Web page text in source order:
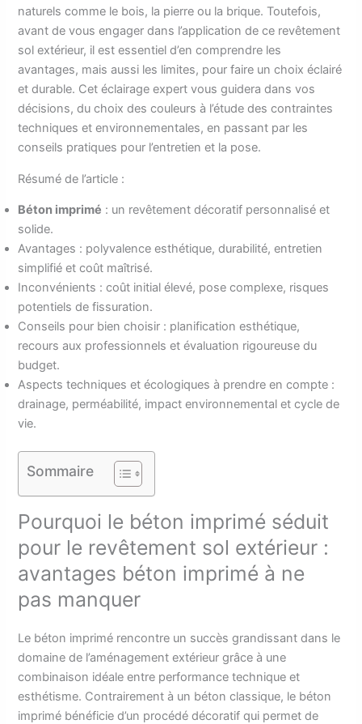
naturels comme le bois, la pierre ou la brique. Toutefois,
avant de vous engager dans l’application de ce revêtement
sol extérieur, il est essentiel d’en comprendre les
avantages, mais aussi les limites, pour faire un choix éclairé
et durable. Cet éclairage expert vous guidera dans vos
décisions, du choix des couleurs à l’étude des contraintes
techniques et environnementales, en passant par les
conseils pratiques pour l’entretien et la pose.
Résumé de l’article :
Béton imprimé : un revêtement décoratif personnalisé et
solide.
Avantages : polyvalence esthétique, durabilité, entretien
simplifié et coût maîtrisé.
Inconvénients : coût initial élevé, pose complexe, risques
potentiels de fissuration.
Conseils pour bien choisir : planification esthétique,
recours aux professionnels et évaluation rigoureuse du
budget.
Aspects techniques et écologiques à prendre en compte :
drainage, perméabilité, impact environnemental et cycle de
vie.
Sommaire
Pourquoi le béton imprimé séduit
pour le revêtement sol extérieur :
avantages béton imprimé à ne
pas manquer
Le béton imprimé rencontre un succès grandissant dans le
domaine de l’aménagement extérieur grâce à une
combinaison idéale entre performance technique et
esthétisme. Contrairement à un béton classique, le béton
imprimé bénéficie d’un procédé décoratif qui permet de